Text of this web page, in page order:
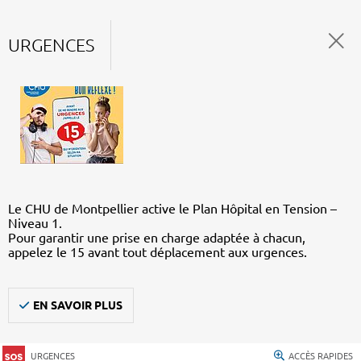
URGENCES
Le CHU de Montpellier active le Plan Hôpital en Tension –
Niveau 1.
Pour garantir une prise en charge adaptée à chacun,
appelez le 15 avant tout déplacement aux urgences.
EN SAVOIR PLUS
URGENCES ACCÈS RAPIDES